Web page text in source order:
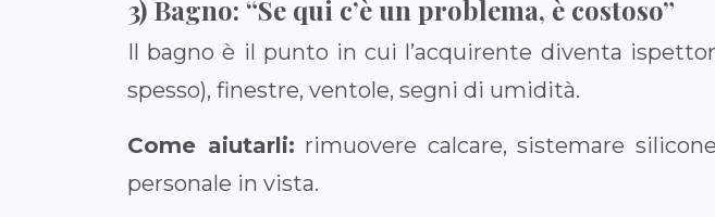
3) Bagno: “Se qui c’è un problema, è costoso”
Il bagno è il punto in cui l’acquirente diventa
spesso), finestre, ventole, segni di umidità.
Come aiutarli: rimuovere calcare, sistemare
personale in vista.